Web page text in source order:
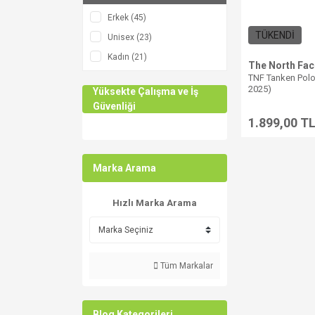
BLACK (1)
MIDNIGHT PETROL (1)
(1)
MOSS GREEN/FOREST
Sahar/Iron Bronze (1)
SUMMIT GOLD/TNF BLACK
SUMMIT NAVY/SHADY
Erkek (45)
Unisex (23)
Kadın (21)
Yüksekte Çalışma ve İş
Güvenliği
Marka Arama
Hızlı Marka Arama
Tüm Markalar
TÜKENDİ
The North
TNF Tanken
2025)
1.899,00 TL